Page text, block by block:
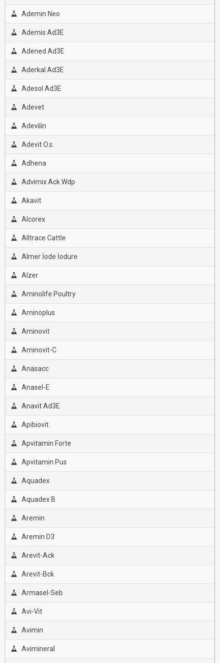
Ademin Neo
Ademis Ad3E
Adened Ad3E
Aderkal Ad3E
Adesol Ad3E
Adevet
Adevilin
Adevit O.s.
Adhena
Advimix Ack Wdp
Akavit
Alcorex
Alltrace Cattle
Almer İode İodure
Alzer
Aminolife Poultry
Aminoplus
Aminovit
Aminovit-C
Anasacc
Anasel-E
Anavit Ad3E
Apibiovit
Apvitamin Forte
Apvitamin Pus
Aquadex
Aquadex B
Aremin
Aremin D3
Arevit-Ack
Arevit-Bck
Armasel-Seb
Avi-Vit
Avimin
Avimineral